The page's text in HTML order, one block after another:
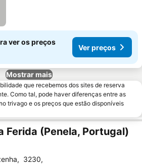
ver os preços
Ver preços
Mostrar mais
que recebemos dos sites de reserva
Como tal, pode haver diferenças entre as
trivago e os preços que estão disponíveis
Ferida (Penela, Portugal)
, 3230,